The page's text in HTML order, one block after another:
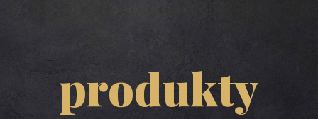
produkty